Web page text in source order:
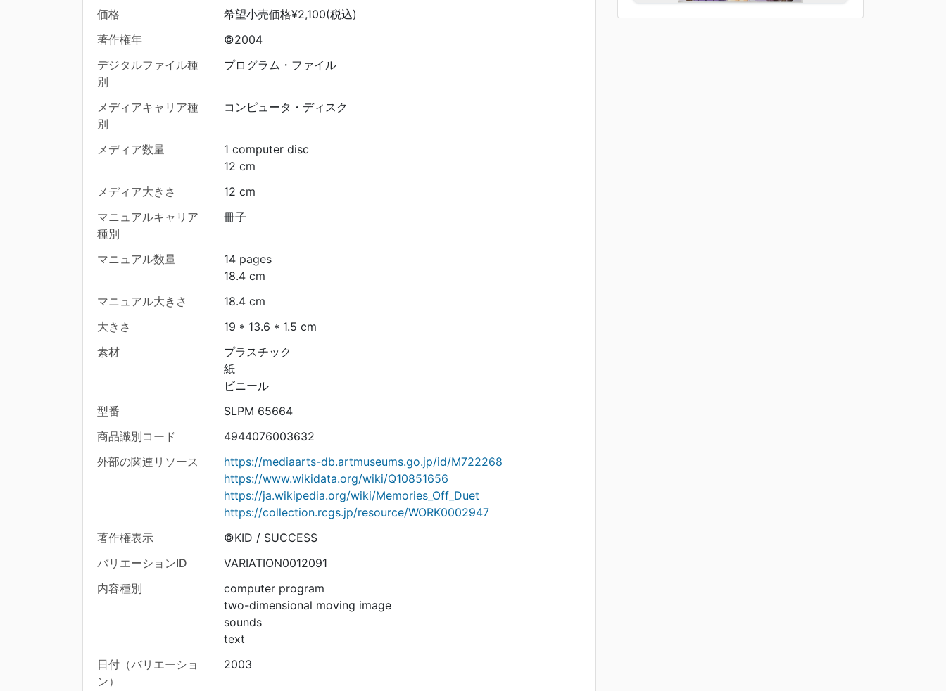
価格
希望小売価格¥2,100(税込)
著作権年
©2004
デジタルファイル種
別
プログラム・ファイル
メディアキャリア種
別
コンピュータ・ディスク
メディア数量
1 computer disc
12 cm
メディア大きさ
12 cm
マニュアルキャリア
種別
冊子
マニュアル数量
14 pages
18.4 cm
マニュアル大きさ
18.4 cm
大きさ
19 * 13.6 * 1.5 cm
素材
プラスチック
紙
ビニール
型番
SLPM 65664
商品識別コード
4944076003632
外部の関連リソース
https://mediaarts-db.artmuseums.go.jp/id/M722268
https://www.wikidata.org/wiki/Q10851656
https://ja.wikipedia.org/wiki/Memories_Off_Duet
https://collection.rcgs.jp/resource/WORK0002947
著作権表示
©KID / SUCCESS
バリエーションID
VARIATION0012091
内容種別
computer program
two-dimensional moving image
sounds
text
日付（バリエーショ
ン）
2003